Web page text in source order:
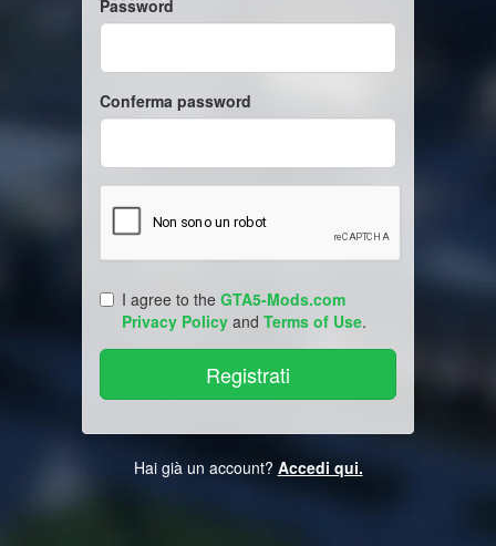
Password
Conferma password
I agree to the GTA5-Mods.com
Privacy Policy and Terms of Use.
Hai già un account? Accedi qui.